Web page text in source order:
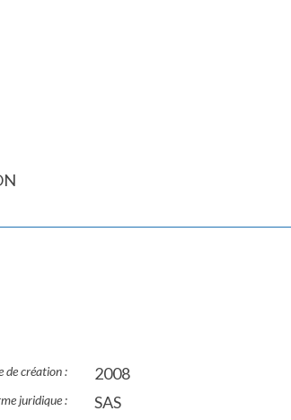
de création : 2008
juridique : SAS